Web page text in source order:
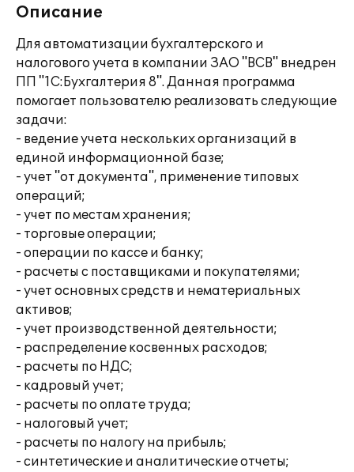
Описание
Для автоматизации бухгалтерского и
налогового учета в компании ЗАО "ВСВ" внедрен
ПП "1С:Бухгалтерия 8". Данная программа
помогает пользователю реализовать следующие
задачи:
- ведение учета нескольких организаций в
единой информационной базе;
- учет "от документа", применение типовых
операций;
- учет по местам хранения;
- торговые операции;
- операции по кассе и банку;
- расчеты с поставщиками и покупателями;
- учет основных средств и нематериальных
активов;
- учет производственной деятельности;
- распределение косвенных расходов;
- расчеты по НДС;
- кадровый учет;
- расчеты по оплате труда;
- налоговый учет;
- расчеты по налогу на прибыль;
- синтетические и аналитические отчеты;